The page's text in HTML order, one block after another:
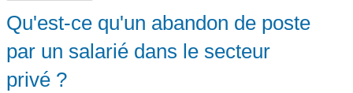
Qu'est-ce qu'un abandon de poste
par un salarié dans le secteur
privé ?